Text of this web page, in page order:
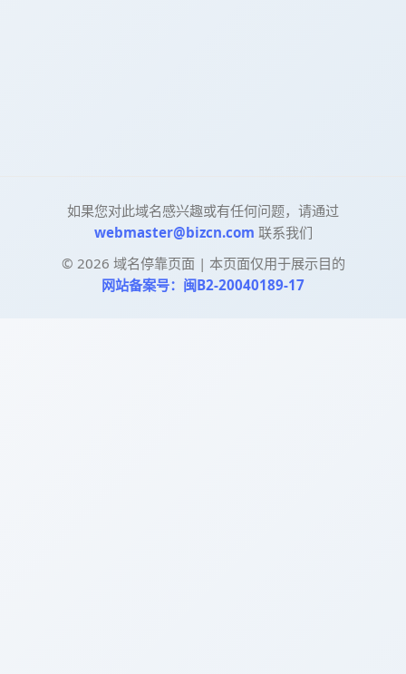
如果您对此域名感兴趣或有任何问题，请通过
webmaster@bizcn.com 联系我们
© 2026 域名停靠页面 | 本页面仅用于展示目的
网站备案号：闽B2-20040189-17